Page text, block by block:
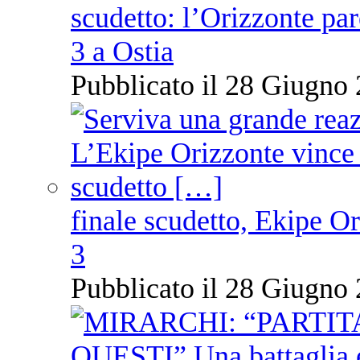
scudetto: l’Orizzonte
3 a Ostia
Pubblicato il 28 Giugno
finale scudetto, Ekipe
3
Pubblicato il 28 Giugno